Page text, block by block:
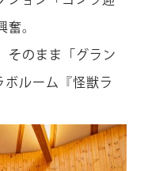
奮。
そのまま「グラン
ルーム『怪獣ラ